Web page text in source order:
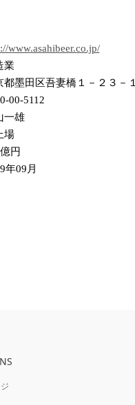
www.asahibeer.co.jp/
業
都墨田区吾妻橋１－２３－１
00-5112
一雄
場
円
年09月